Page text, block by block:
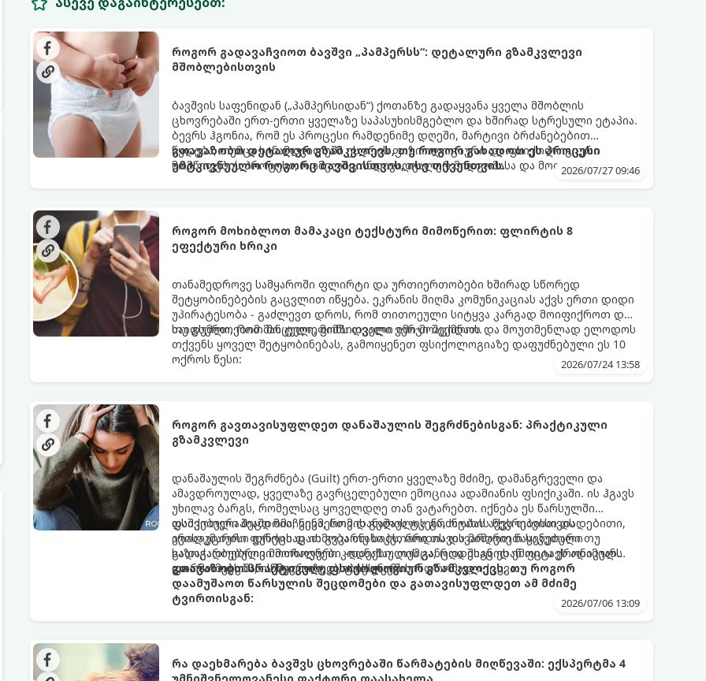
როგორ გადავაჩვიოთ ბავშვი „პამპერსს“: დეტალური გზამკვლევი
მშობლებისთვის
ბავშვის საფენიდან („პამპერსიდან“) ქოთანზე გადაყვანა ყველა მშობლის
ცხოვრებაში ერთ-ერთი ყველაზე საპასუხისმგებლო და ხშირად სტრესული ეტაპია.
ბევრს ჰგონია, რომ ეს პროცესი რამდენიმე დღეში, მარტივი ბრძანებებით
წყდება, თუმცა სინამდვილეში ეს არის ფიზიოლოგიური და ფსიქოლოგიური
მომწიფების პროცესი, რომელიც ინდივიდუალურ მიდგომასა და მოთმინებას
გთავაზობთ დეტალურ გზამკვლევს, თუ როგორ გახადოთ ეს პროცესი
უმტკივნეულო როგორც ბავშვისთვის, ისე თქვენთვის.
2026/07/27 09:46
როგორ მოხიბლოთ მამაკაცი ტექსტური მიმოწერით: ფლირტის 8
ეფექტური ხრიკი
თანამედროვე სამყაროში ფლირტი და ურთიერთობები ხშირად სწორედ
შეტყობინებების გაცვლით იწყება. ეკრანის მიღმა კომუნიკაციას აქვს ერთი დიდი
უპირატესობა - გაძლევთ დროს, რომ თითოეული სიტყვა კარგად მოიფიქროთ და
საიდუმლოებით მოცული, მიმზიდველი იმიჯი შექმნათ.
თუ გსურთ, რომ მან ტელეფონს თვალი ვერ მოაცილოს და მოუთმენლად ელოდოს
თქვენს ყოველ შეტყობინებას, გამოიყენეთ ფსიქოლოგიაზე დაფუძნებული ეს 10
ოქროს წესი:
2026/07/24 13:58
როგორ გავთავისუფლდეთ დანაშაულის შეგრძნებისგან: პრაქტიკული
გზამკვლევი
დანაშაულის შეგრძნება (Guilt) ერთ-ერთი ყველაზე მძიმე, დამანგრეველი და
ამავდროულად, ყველაზე გავრცელებული ემოციაა ადამიანის ფსიქიკაში. ის ჰგავს
უხილავ ბარგს, რომელსაც ყოველდღე თან ვატარებთ. იქნება ეს წარსულში
დაშვებული შეცდომა, ვინმესთვის გულის ტკენა, ოჯახის წევრებისთვის
არასაკმარისი დროის დათმობა თუ საკუთარი თავის მიმართ წაყენებული
გადაჭარბებული მოთხოვნები -დანაშაულის განცდა შიგნიდან ფიტავს ადამიანს
და ართმევს მას აწმყოთი ტკბობის უნარს.
ფსიქოთერაპიაში მიიჩნევა, რომ დანაშაულის გრძნობას აქვს თავისი დადებითი,
ევოლუციური ფუნქციაც ის გვკარნახობს, როდის დავარღვიეთ საკუთარი თუ
საზოგადოებრივი მორალური კოდექსი. თუმცა, როდესაც ეს ემოცია ქრონიკულ
ფორმას იღებს, ის ნევროზულ, ტოქსიკურ სინდრომად იქცევა.
გთავაზობთ პრაქტიკულ, ფსიქოლოგიურ გზამკვლევს, თუ როგორ
დაამუშაოთ წარსულის შეცდომები და გათავისუფლდეთ ამ მძიმე
ტვირთისგან:
2026/07/06 13:09
რა დაეხმარება ბავშვს ცხოვრებაში წარმატების მიღწევაში: ექსპერტმა 4